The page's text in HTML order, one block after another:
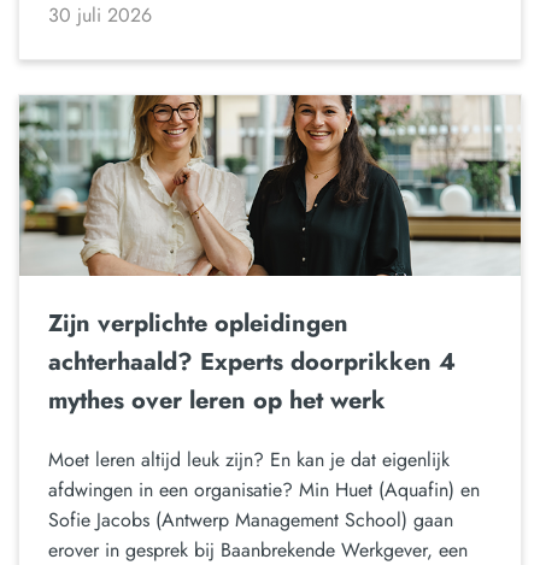
30 juli 2026
Zijn verplichte opleidingen
achterhaald? Experts doorprikken 4
mythes over leren op het werk
Moet leren altijd leuk zijn? En kan je dat eigenlijk
afdwingen in een organisatie? Min Huet (Aquafin) en
Sofie Jacobs (Antwerp Management School) gaan
erover in gesprek bij Baanbrekende Werkgever, een